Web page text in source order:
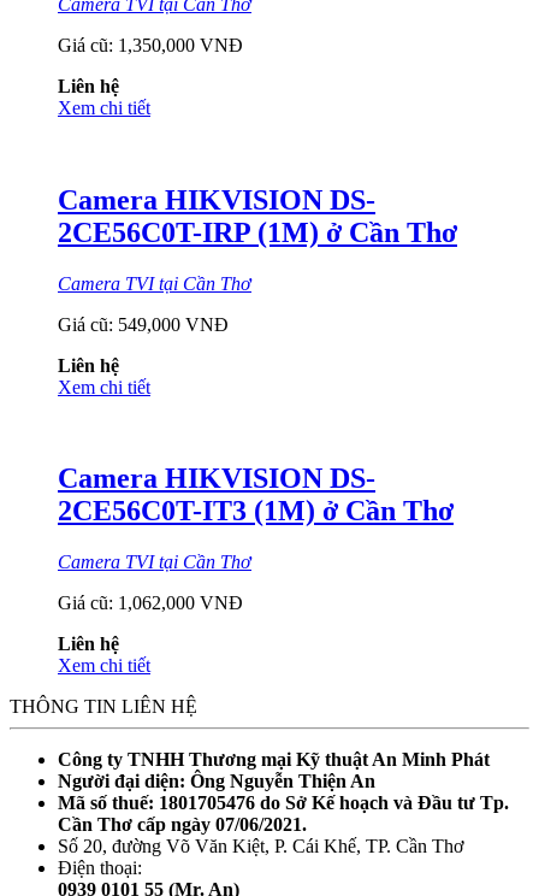
Giá cũ: 1,350,000 VNĐ
Liên hệ
Xem chi tiết
Camera HIKVISION DS-
2CE56C0T-IRP (1M) ở Cần Thơ
Camera TVI tại Cần Thơ
Giá cũ: 549,000 VNĐ
Liên hệ
Xem chi tiết
Camera HIKVISION DS-
2CE56C0T-IT3 (1M) ở Cần Thơ
Camera TVI tại Cần Thơ
Giá cũ: 1,062,000 VNĐ
Liên hệ
Xem chi tiết
THÔNG TIN LIÊN HỆ
Công ty TNHH Thương mại Kỹ thuật An Minh Phát
Người đại diện: Ông Nguyễn Thiện An
Mã số thuế: 1801705476 do Sở Kế hoạch và Đầu tư Tp.
Cần Thơ cấp ngày 07/06/2021.
Số 20, đường Võ Văn Kiệt, P. Cái Khế, TP. Cần Thơ
Điện thoại:
0939 0101 55 (Mr. An)